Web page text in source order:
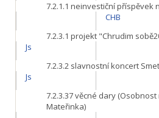
7.2.1.1 neinvestiční příspěvek
CHB
7.2.3.1 projekt "Chrudim
Js
7.2.3.2 slavnostní koncert
Js
7.2.3.37věcné dary (Osobnost
Mateřinka)